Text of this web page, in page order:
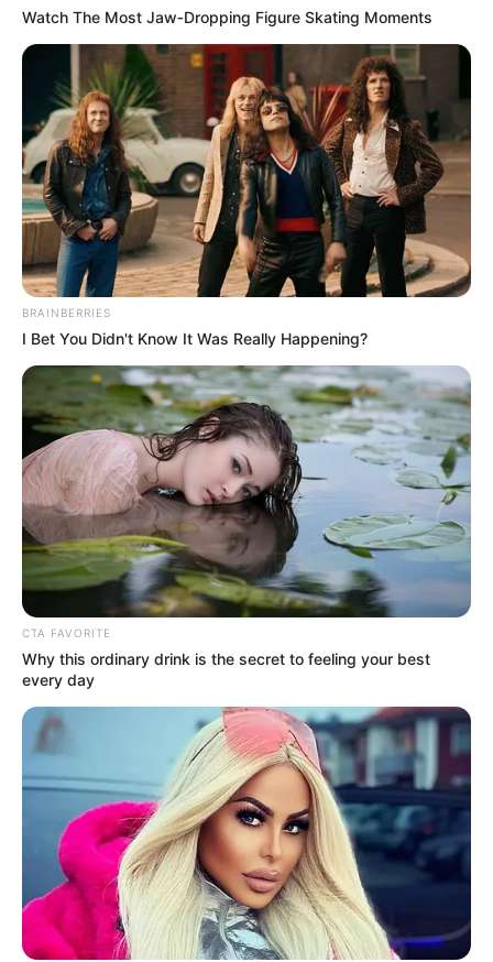
Watch The Most Jaw‑Dropping Figure Skating Moments
BRAINBERRIES
I Bet You Didn't Know It Was Really Happening?
CTA FAVORITE
Why this ordinary drink is the secret to feeling your best
every day